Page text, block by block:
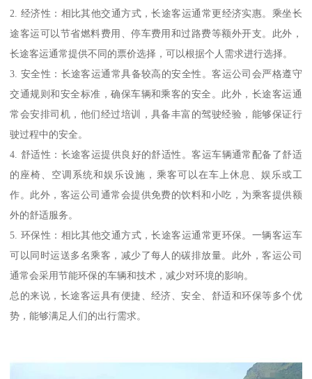
2. 经济性：相比其他交通方式，长途客运通常更经济实惠。乘坐长
途客运可以节省燃料费用、停车费用和过路费等额外开支。此外，
长途客运通常提供不同的票价选择，可以根据个人需求进行选择。
3. 安全性：长途客运通常具备较高的安全性。客运公司会严格遵守
交通规则和安全标准，确保车辆和乘客的安全。此外，长途客运通
常会安排司机，他们经过培训，具备丰富的驾驶经验，能够保证行
驶过程中的安全。
4. 舒适性：长途客运提供良好的舒适性。客运车辆通常配备了舒适
的座椅、空调系统和娱乐设施，乘客可以在车上休息、娱乐或工
作。此外，客运公司通常会提供免费的饮料和小吃，为乘客提供额
外的舒适服务。
5. 环保性：相比其他交通方式，长途客运通常更环保。一辆客运车
可以同时运送多名乘客，减少了每人的碳排放量。此外，客运公司
通常会采用节能环保的车辆和技术，减少对环境的影响。
总的来说，长途客运具有便捷、经济、安全、舒适和环保等多个优
势，能够满足人们的出行需求。